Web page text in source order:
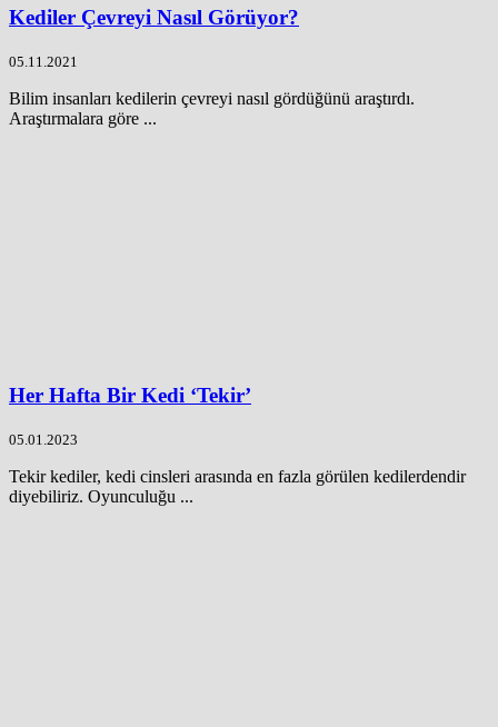
Kediler Çevreyi Nasıl Görüyor?
05.11.2021
Bilim insanları kedilerin çevreyi nasıl gördüğünü araştırdı.
Araştırmalara göre ...
Her Hafta Bir Kedi ‘Tekir’
05.01.2023
Tekir kediler, kedi cinsleri arasında en fazla görülen kedilerdendir
diyebiliriz. Oyunculuğu ...